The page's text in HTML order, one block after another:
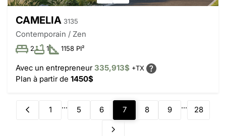
CAMELIA 3135
Contemporain / Zen
2 1 1158 PI²
Avec un entrepreneur335,913$ +TX
Plan à partir de 1450$
1 ... 5 6 7 8 9 ... 28